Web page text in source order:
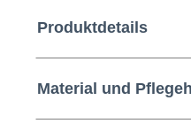
Produktdetails
Material und